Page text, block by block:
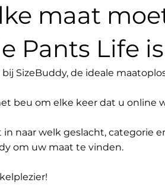
maat
Pants Life
SizeBuddy, de ideale
beu om elke keer dat u online
in naar welk geslacht, categorie
om uw maat te vinden.